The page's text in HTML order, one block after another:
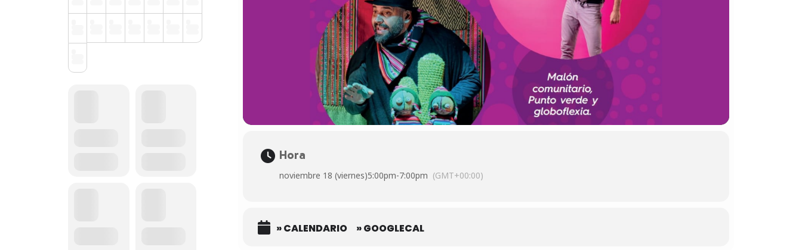
Hora
noviembre 18 (viernes)5:00pm-7:00pm (GMT+00:00)
» CALENDARIO » GOOGLECAL